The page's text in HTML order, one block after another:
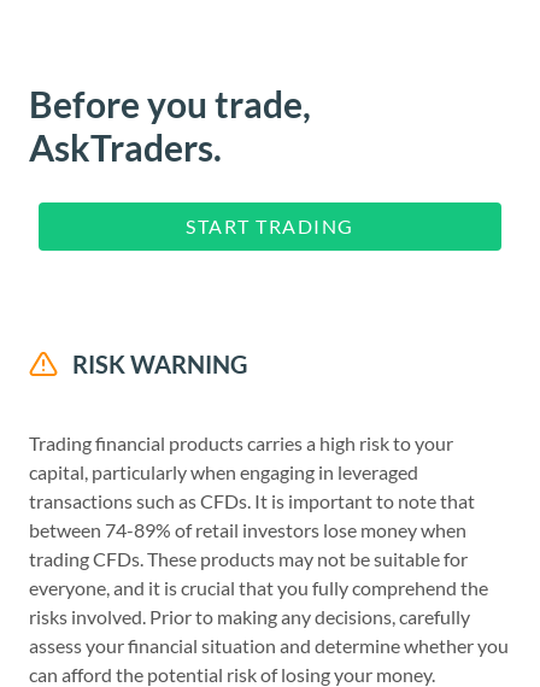
Before you trade,
AskTraders.
START TRADING
RISK WARNING
Trading financial products carries a high risk to your
capital, particularly when engaging in leveraged
transactions such as CFDs. It is important to note that
between 74-89% of retail investors lose money when
trading CFDs. These products may not be suitable for
everyone, and it is crucial that you fully comprehend the
risks involved. Prior to making any decisions, carefully
assess your financial situation and determine whether you
can afford the potential risk of losing your money.